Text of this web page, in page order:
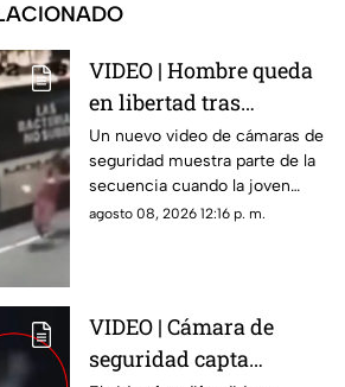
VIDEO | Hombre queda
en libertad tras
mantener cautiva a
joven; difunden
momento en que
víctima escapa
Un nuevo video de cámaras de
seguridad muestra parte de la
secuencia cuando la joven
corre semidesnuda por la calle
agosto 08, 2026 12:16 p. m.
VIDEO | Cámara de
seguridad capta